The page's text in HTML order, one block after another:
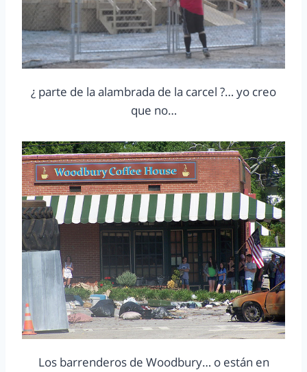
¿ parte de la alambrada de la carcel ?… yo creo
que no…
Los barrenderos de Woodbury… o están en